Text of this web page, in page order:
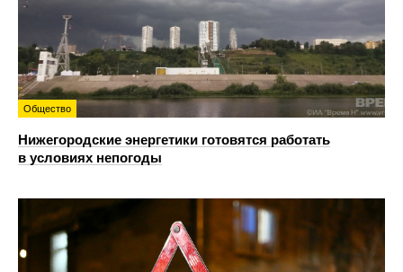
Общество
Нижегородские энергетики готовятся работать
в условиях непогоды